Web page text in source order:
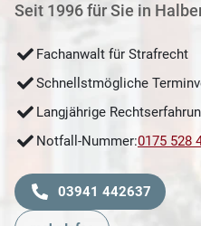
Seit 1996 für Sie in
Fachanwalt für Strafrecht
Schnellstmögliche
Langjährige
Notfall-Nummer:0175 528
03941 442637